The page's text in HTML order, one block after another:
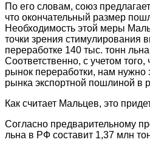
По его словам, союз
что окончательный размер
Необходимость этой меры
точки зрения стимулирования
переработке 140 тыс. тонн
Соответственно, с учетом
рынок переработки, нам нужно
рынка экспортной пошлиной в
Как считает Мальцев, это
Согласно предварительному
льна в РФ составит 1,37 млн